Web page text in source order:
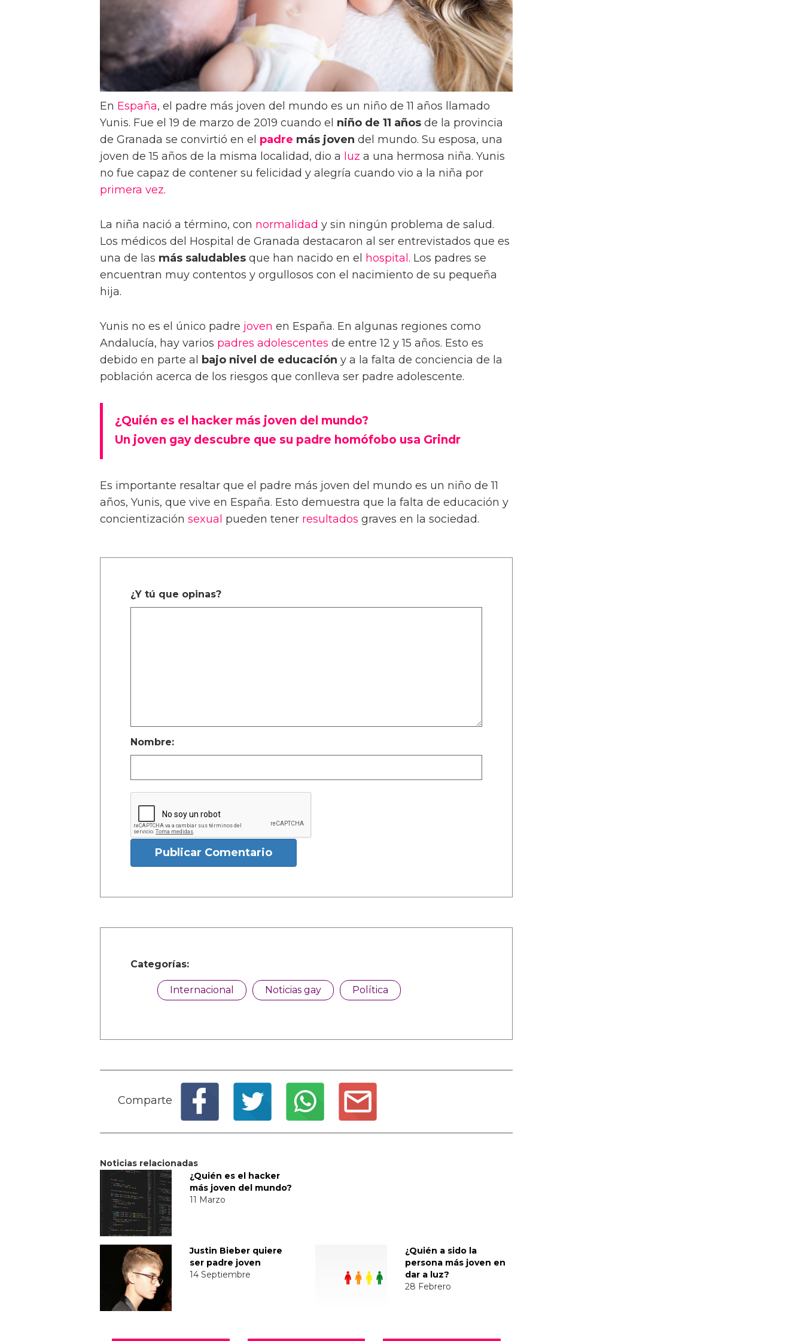
En España, el padre más joven del mundo es un niño de 11 años llamado
Yunis. Fue el 19 de marzo de 2019 cuando el niño de 11 años de la provincia
de Granada se convirtió en el padre más joven del mundo. Su esposa, una
joven de 15 años de la misma localidad, dio a luz a una hermosa niña. Yunis
no fue capaz de contener su felicidad y alegría cuando vio a la niña por
primera vez.
La niña nació a término, con normalidad y sin ningún problema de salud.
Los médicos del Hospital de Granada destacaron al ser entrevistados que es
una de las más saludables que han nacido en el hospital . Los padres se
encuentran muy contentos y orgullosos con el nacimiento de su pequeña
hija.
Yunis no es el único padre joven en España. En algunas regiones como
Andalucía, hay varios padres adolescentes de entre 12 y 15 años. Esto es
debido en parte al
bajo nivel de educación y a la falta de conciencia de la
población acerca de los riesgos que conlleva ser padre adolescente.
¿Quién es el hacker más joven del mundo?
Un joven gay descubre que su padre homófobo usa Grindr
Es importante resaltar que el padre más joven del mundo es un niño de 11
años, Yunis, que vive en España. Esto demuestra que la falta de educación y
concientización sexual pueden tener resultados graves en la sociedad.
¿Y tú que opinas?
Nombre:
Publicar Comentario
Categorías:
Internacional Noticias gay Política
Comparte
Noticias relacionadas
¿Quién es el hacker
más joven del mundo?
11 Marzo
Justin Bieber quiere
ser padre joven
14 Septiembre
¿Quién a sido la
persona más joven en
dar a luz?
28 Febrero